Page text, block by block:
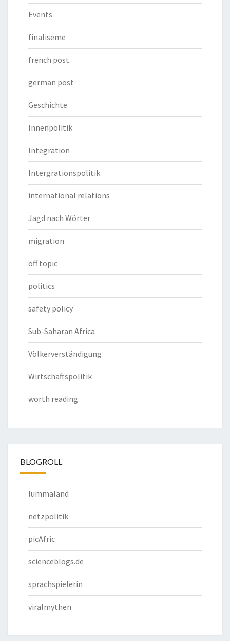
Events
finaliseme
french post
german post
Geschichte
Innenpolitik
Integration
Intergrationspolitik
international relations
Jagd nach Wörter
migration
off topic
politics
safety policy
Sub-Saharan Africa
Völkerverständigung
Wirtschaftspolitik
worth reading
BLOGROLL
lummaland
netzpolitik
picAfric
scienceblogs.de
sprachspielerin
viralmythen